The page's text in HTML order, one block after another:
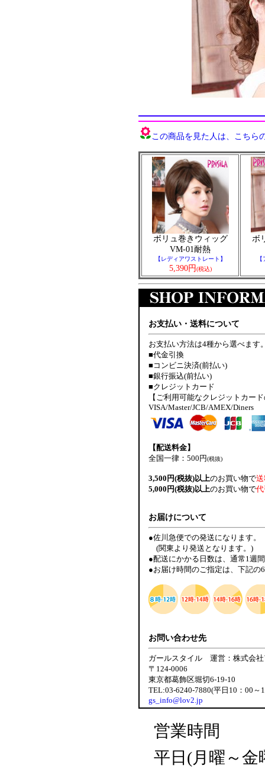
この商品を見た人は、こちら
ボリュ巻きウィッグ
VM-01耐熱
【レディアワストレート】
5,390円(税込)
ボ
お支払い・送料について
お支払い方法は4種から選べます
■代金引換
■コンビニ決済(前払い)
■銀行振込(前払い)
■クレジットカード
【ご利用可能なクレジットカー
VISA/Master/JCB/AMEX/Diners
【配送料金】
全国一律：500円(税抜)
3,500円(税抜)以上のお買い物で
5,000円(税抜)以上のお買い物で
お届けについて
●佐川急便での発送になります。
(関東より発送となります。)
●配送にかかる日数は、通常1週
●お届け時間のご指定は、下記の
お問い合わせ先
ガールスタイル 運営：株式会社
〒124-0006
東京都葛飾区堀切6-19-10
TEL:03-6240-7880(平日10：00～
gs_info@lov2.jp
営業時間
平日(月曜～金